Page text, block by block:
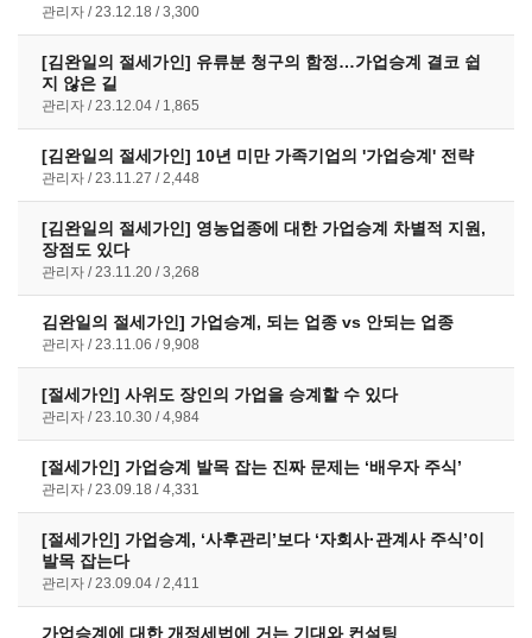
관리자 23.12.18 3,300
[김완일의 절세가인] 유류분 청구의 함정…가업승계 결코 쉽
지 않은 길
관리자 23.12.04 1,865
[김완일의 절세가인] 10년 미만 가족기업의 '가업승계' 전략
관리자 23.11.27 2,448
[김완일의 절세가인] 영농업종에 대한 가업승계 차별적 지원,
장점도 있다
관리자 23.11.20 3,268
김완일의 절세가인] 가업승계, 되는 업종 vs 안되는 업종
관리자 23.11.06 9,908
[절세가인] 사위도 장인의 가업을 승계할 수 있다
관리자 23.10.30 4,984
[절세가인] 가업승계 발목 잡는 진짜 문제는 ‘배우자 주식’
관리자 23.09.18 4,331
[절세가인] 가업승계, ‘사후관리’보다 ‘자회사·관계사 주식’이
발목 잡는다
관리자 23.09.04 2,411
가업승계에 대한 개정세법에 거는 기대와 컨설팅